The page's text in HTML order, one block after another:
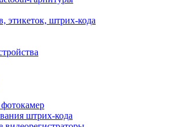
этикеток, штрих-кода
штрих-кода